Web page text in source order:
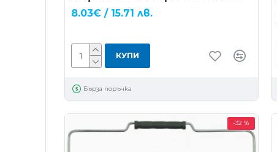
8.03€ / 15.71 лв.
КУПИ
Бърза поръчка
-32 %